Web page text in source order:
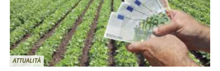
ATTUALITÀ